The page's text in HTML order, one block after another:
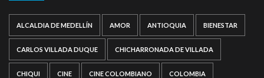
ALCALDIA DE MEDELLÍN AMOR ANTIOQUIA BIENESTAR
CARLOS VILLADA DUQUE CHICHARRONADA DE VILLADA
CHIQUI CINE CINE COLOMBIANO COLOMBIA